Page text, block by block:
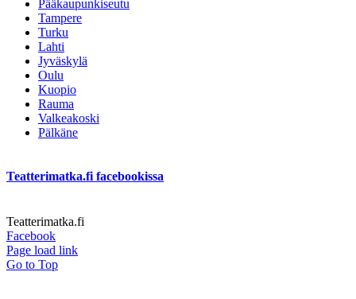
Pääkaupunkiseutu
Tampere
Turku
Lahti
Jyväskylä
Oulu
Kuopio
Rauma
Valkeakoski
Pälkäne
Teatterimatka.fi facebookissa
Teatterimatka.fi
Facebook
Page load link
Go to Top